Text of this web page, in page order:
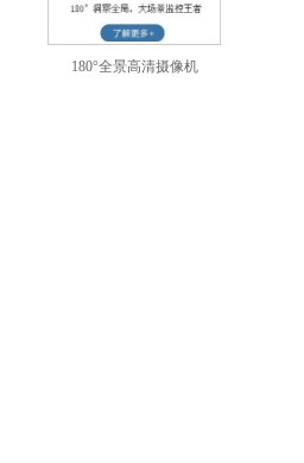
180°全景高清摄像机